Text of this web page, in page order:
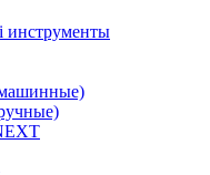
инструменты